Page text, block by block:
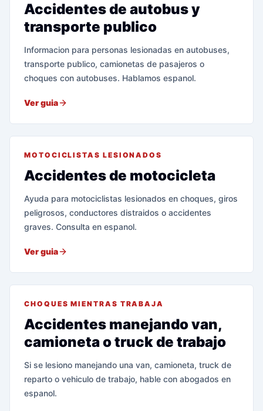
Accidentes de autobus y
transporte publico
Informacion para personas lesionadas en autobuses,
transporte publico, camionetas de pasajeros o
choques con autobuses. Hablamos espanol.
Ver guia
MOTOCICLISTAS LESIONADOS
Accidentes de motocicleta
Ayuda para motociclistas lesionados en choques, giros
peligrosos, conductores distraidos o accidentes
graves. Consulta en espanol.
Ver guia
CHOQUES MIENTRAS TRABAJA
Accidentes manejando van,
camioneta o truck de trabajo
Si se lesiono manejando una van, camioneta, truck de
reparto o vehiculo de trabajo, hable con abogados en
espanol.